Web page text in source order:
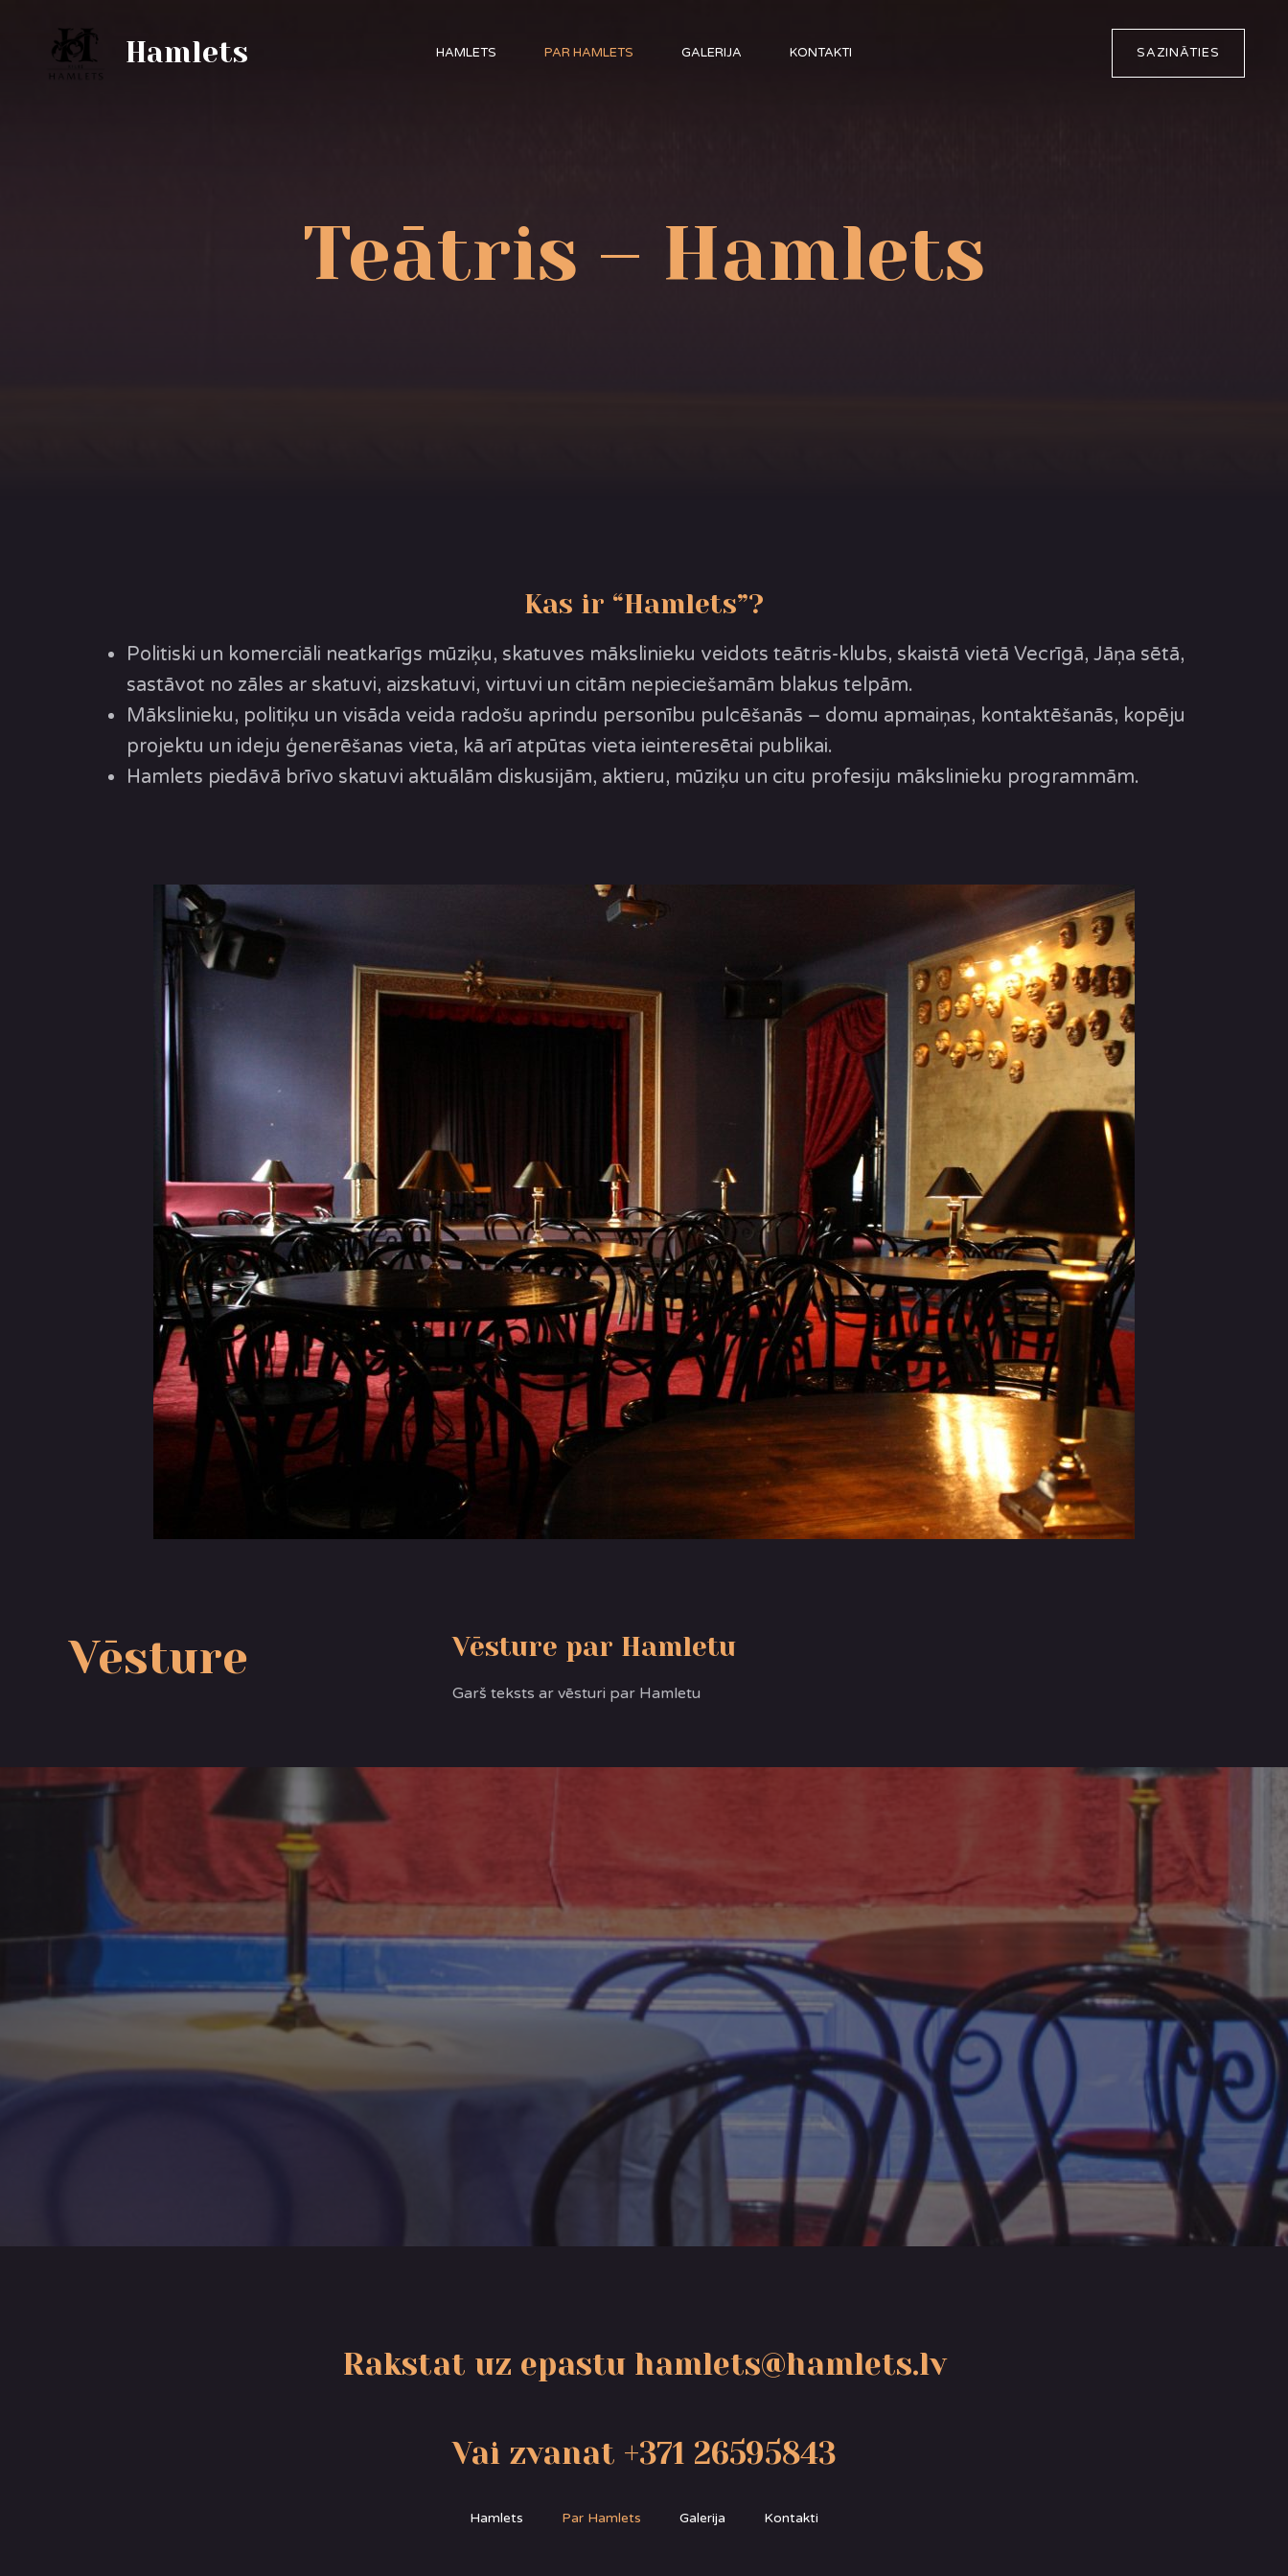
Hamlets HAMLETS PAR HAMLETS GALERIJA KONTAKTI SAZINĀTIES
Teātris – Hamlets
Kas ir “Hamlets”?
Politiski un komerciāli neatkarīgs mūziķu, skatuves mākslinieku veidots teātris-klubs, skaistā vietā Vecrīgā, Jāņa sētā,
sastāvot no zāles ar skatuvi, aizskatuvi, virtuvi un citām nepieciešamām blakus telpām.
Mākslinieku, politiķu un visāda veida radošu aprindu personību pulcēšanās – domu apmaiņas, kontaktēšanās, kopēju
projektu un ideju ģenerēšanas vieta, kā arī atpūtas vieta ieinteresētai publikai.
Hamlets piedāvā brīvo skatuvi aktuālām diskusijām, aktieru, mūziķu un citu profesiju mākslinieku programmām.
Vēsture Vēsture par Hamletu
Garš teksts ar vēsturi par Hamletu
Rakstat uz epastu hamlets@hamlets.lv
Vai zvanat +371 26595843
Hamlets Par Hamlets Galerija Kontakti